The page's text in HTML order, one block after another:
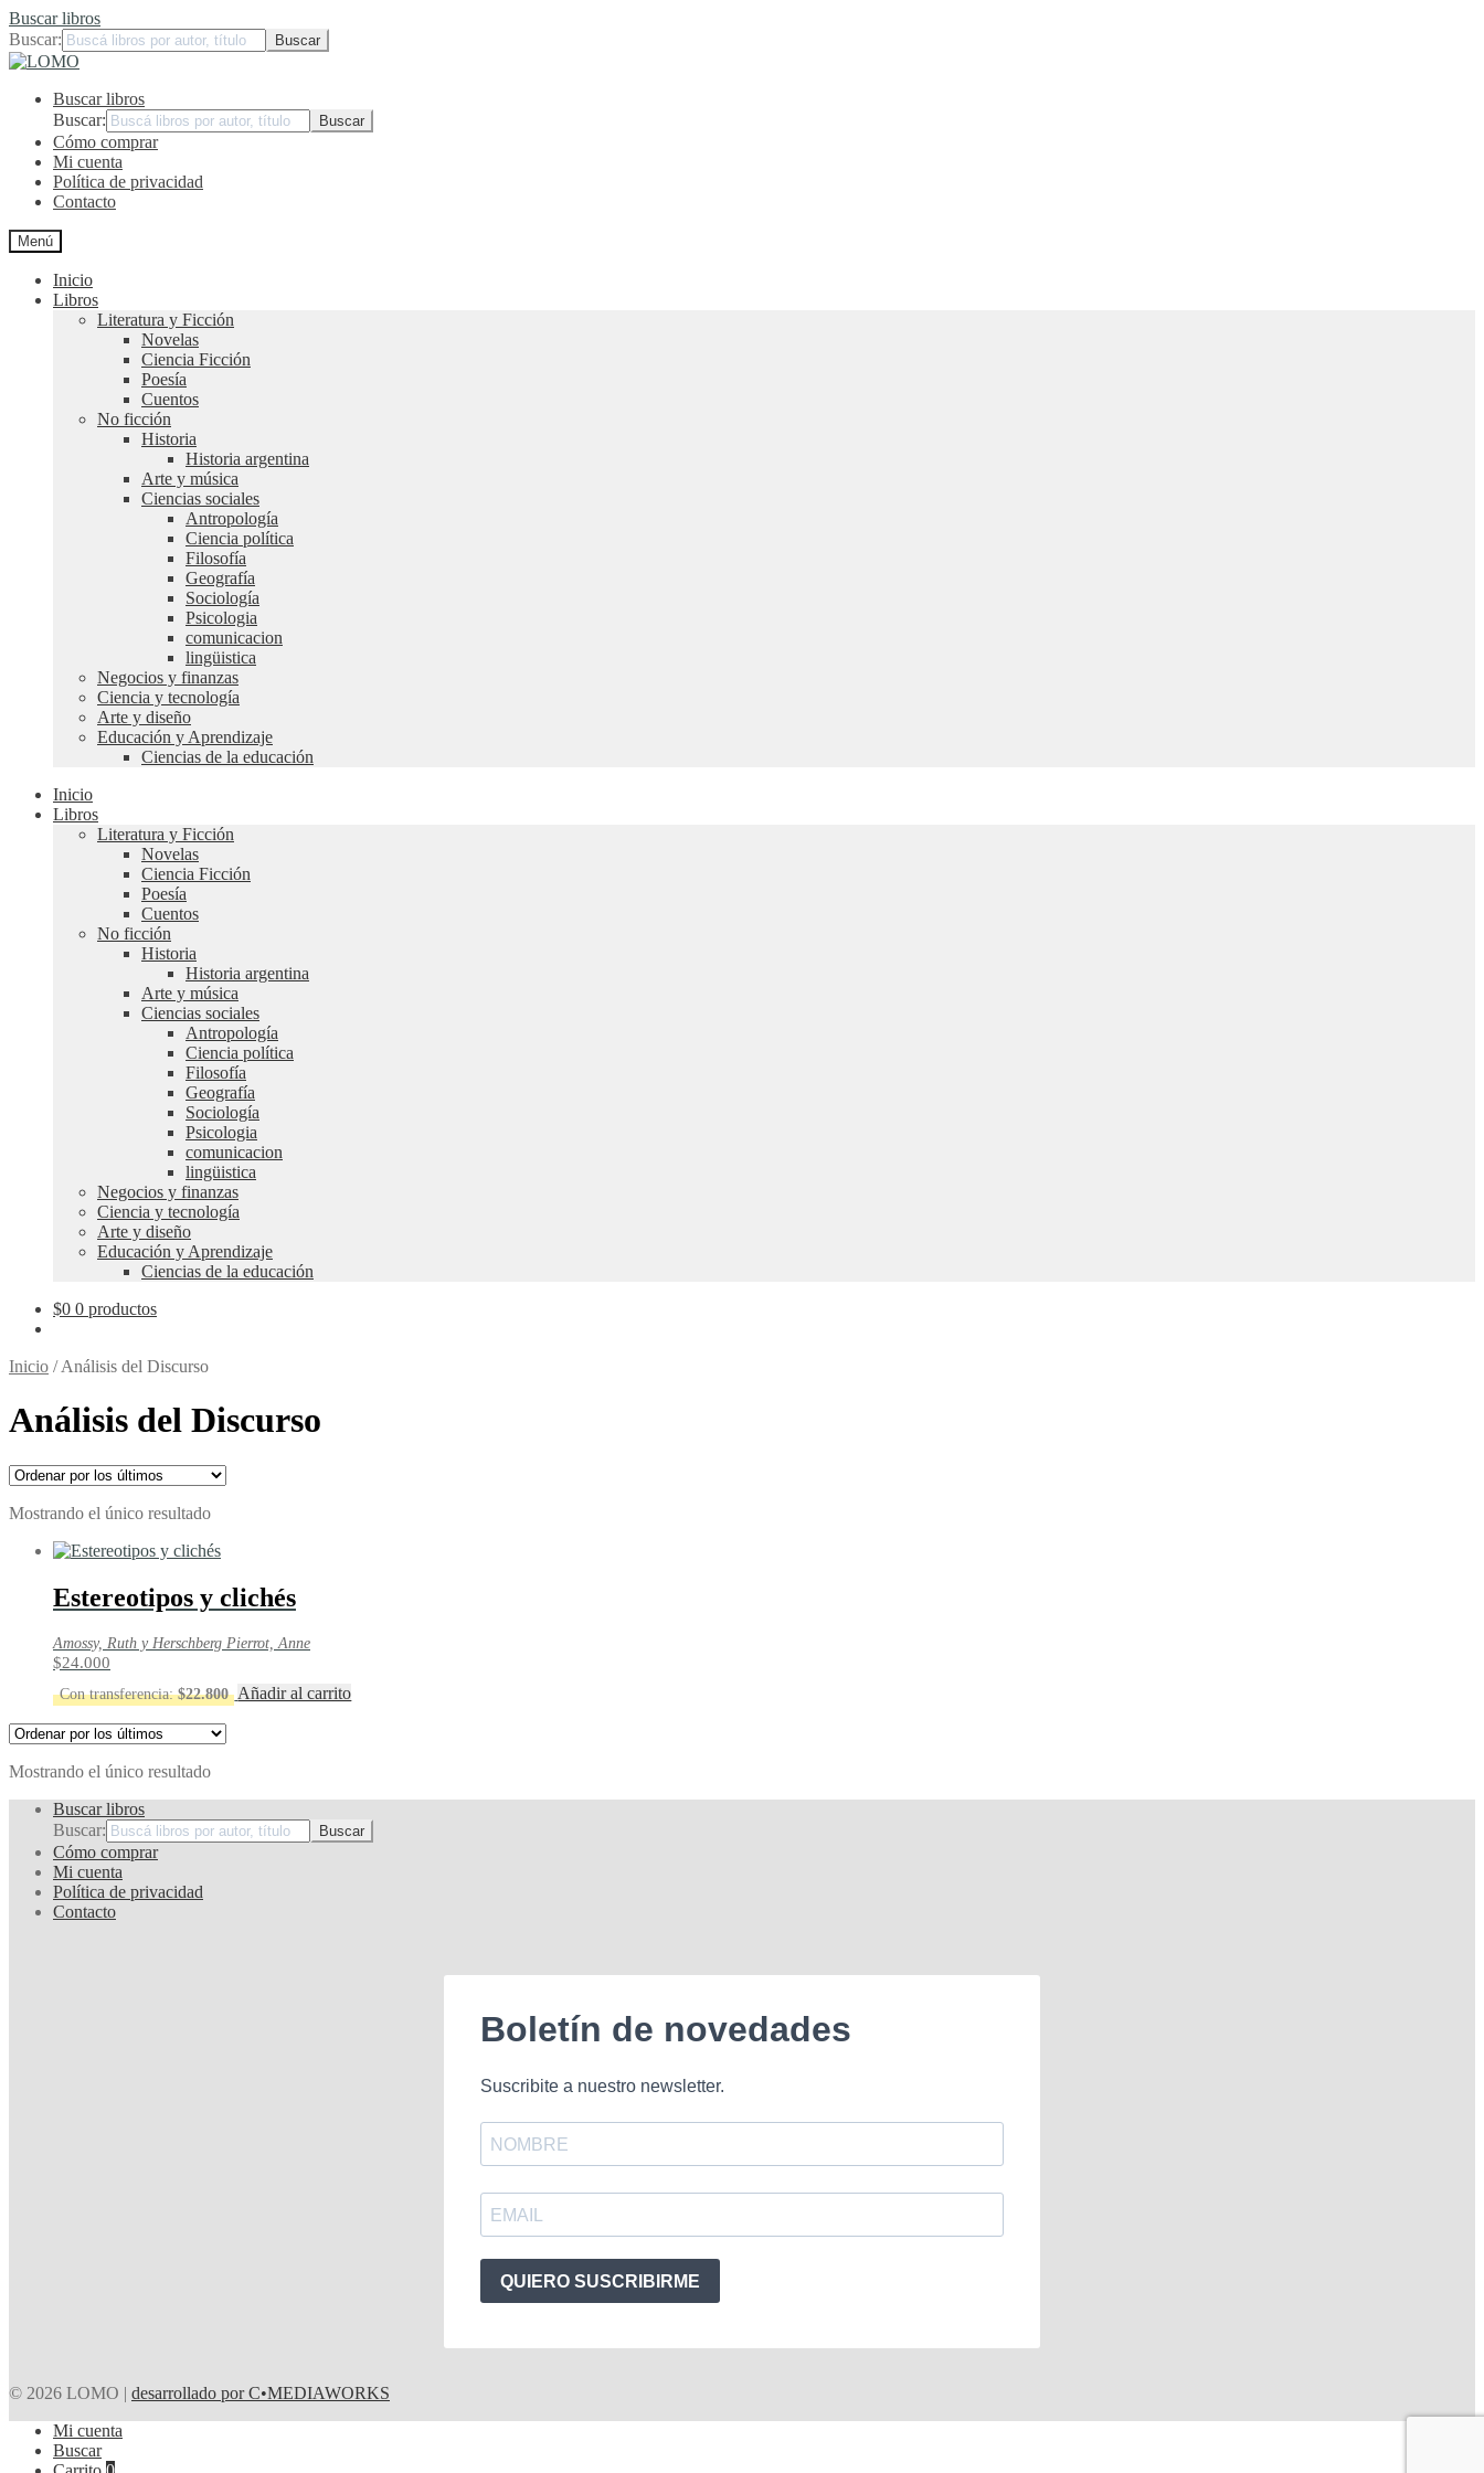
Buscar libros
Buscar:
Ir
navegación
Ir
contenidoBuscar libros
Buscar:
Cómo comprar
Mi cuenta
Política de privacidad
Contacto
Menú
Inicio
Libros
Literatura y Ficción
Novelas
Ciencia Ficción
Poesía
Cuentos
No ficción
Historia
Historia argentina
Arte y música
Ciencias sociales
Antropología
Ciencia política
Filosofía
Geografía
Sociología
Psicologia
comunicacion
lingüistica
Negocios y finanzas
Ciencia y tecnología
Arte y diseño
Educación y Aprendizaje
Ciencias de la educación
Inicio
Libros
Literatura y Ficción
Novelas
Ciencia Ficción
Poesía
Cuentos
No ficción
Historia
Historia argentina
Arte y música
Ciencias sociales
Antropología
Ciencia política
Filosofía
Geografía
Sociología
Psicologia
comunicacion
lingüistica
Negocios y finanzas
Ciencia y tecnología
Arte y diseño
Educación y Aprendizaje
Ciencias de la educación
$0 0 productos
Inicio /Análisis del Discurso
Análisis del Discurso
Mostrando el único resultado
Estereotipos y clichés
Amossy, Ruth y Herschberg Pierrot, Anne
$24.000
Con transferencia:$22.800 Añadir al carrito
Mostrando el único resultado
Buscar libros
Buscar:
Cómo comprar
Mi cuenta
Política de privacidad
Contacto
Boletín de novedades
Suscribite a nuestro newsletter.
QUIERO SUSCRIBIRME
© 2026 LOMO | desarrollado por C•MEDIAWORKS
Mi cuenta
Buscar